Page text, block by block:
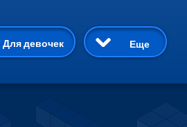
Для девочек
Приключения
Еще